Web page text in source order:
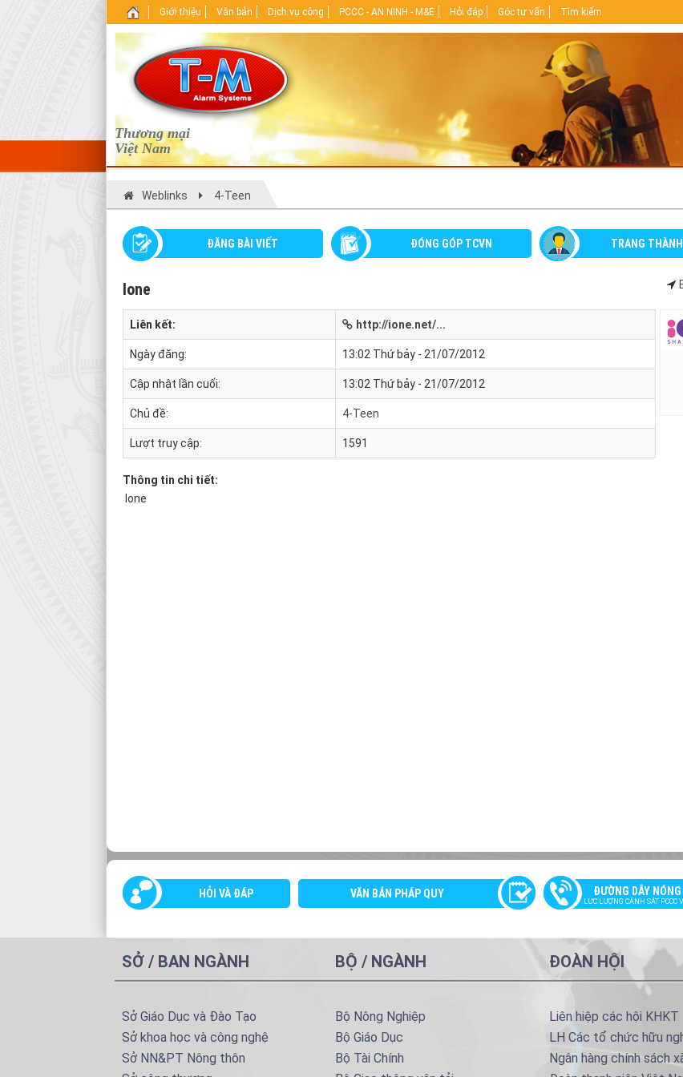
Thương mại
Việt Nam
. Giới thiệu Văn bản Dịch vụ công PCCC - AN NINH - M&E Hỏi đáp Góc tư vấn Tìm kiếm
Weblinks 4-Teen
ĐĂNG BÀI VIẾT ĐÓNG GÓP TCVN TRANG THÀNH
Ione
Liên kết: http://ione.net/...
Ngày đăng: 13:02 Thứ bảy - 21/07/2012
Cập nhật lần cuối: 13:02 Thứ bảy - 21/07/2012
Chủ đề: 4-Teen
Lượt truy cập: 1591
Thông tin chi tiết:
Ione
HỎI VÀ ĐÁP VĂN BẢN PHÁP QUY ĐƯỜNG DÂY
LỰC LƯỢNG CẢNH SÁT PCCC
SỞ / BAN NGÀNH
Sở Giáo Dục và Đào Tạo
Sở khoa học và công nghệ
Sở NN&PT Nông thôn
BỘ / NGÀNH
Bộ Nông Nghiệp
Bộ Giáo Dục
Bộ Tài Chính
ĐOÀN HỘI
Liên hiệp các hội KHKT
LH Các tổ chức hữu
Ngân hàng chính sách